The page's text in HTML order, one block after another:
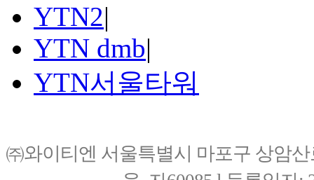
YTN2|
YTN dmb|
YTN서울타워
㈜와이티엔 서울특별시 마포구 상암